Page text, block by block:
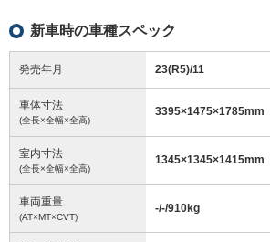
新車時の車種スペック
発売年月 23(R5)/11
車体寸法
(全長×全幅×全高)
3395×1475×1785mm
室内寸法
(全長×全幅×全高)
1345×1345×1415mm
車両重量
(AT×MT×CVT)
-/-/910kg